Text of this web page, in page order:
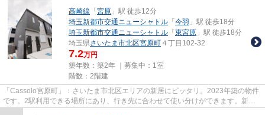
高崎線 「 宮原 」駅 徒歩12分
埼玉新都市交通ニューシャトル 「 今羽 」駅 徒歩18分
埼玉新都市交通ニューシャトル 「 東宮原 」駅 徒歩18分
埼玉県さいたま市北区宮原町 ４丁目102-32
7.2万円
築年数：築2年 ｜募集中： 1室
階数：2階建
「Cassolo宮原町」：さいたま市北区エリアの新居にピッタリ。2023年築の物件
です。2駅利用できる場所にあり、行き先に合わせて使い分けができます。新し